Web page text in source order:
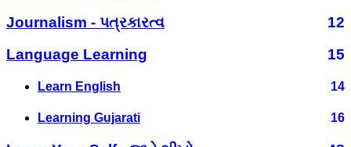
Journalism - પત્રકારત્વ
12
Language Learning
15
Learn English 14
Learning Gujarati 16